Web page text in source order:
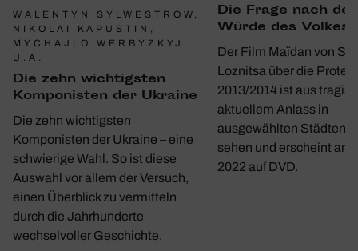
WALENTYN SYLWESTROW,
NIKOLAI KAPUSTIN,
MYCHAJLO WERBYZKYJ
U.A.
Die zehn wich­tigsten
Kompo­nisten der Ukraine
Die zehn wichtigsten
Komponisten der Ukraine – eine
schwierige Wahl. So ist diese
Auswahl vor allem der Versuch,
einen Überblick zu vermitteln
durch die Jahrhunderte
wechselvoller Geschichte.
Die Frage nach der
Würde des Volkes
Der Film Maïdan von
Loznitsa über die
2013/2014 ist aus
aktuellem Anlass in
ausgewählten Städten
sehen und erscheint am
2022 auf DVD.